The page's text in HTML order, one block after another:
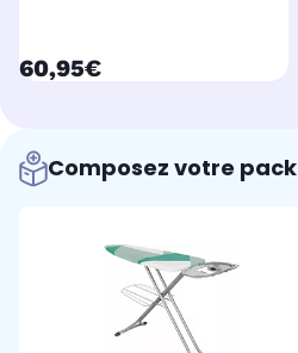
currentPrice
60,95€
Composez votre pack